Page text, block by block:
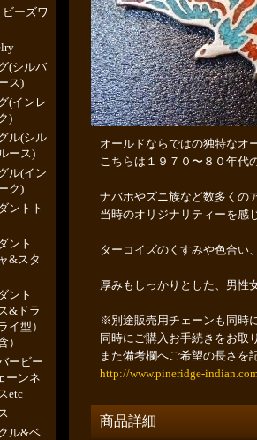
ーズワ
(シルバ
ス)
(インレ
)
ル(シル
ース)
ル(イン
ク)
ントト
ント
&スタ
ント
&ドラ
イ型）
）
ービー
ーンネ
etc
ル&ベ
オールドならではの独特なオ
こちらは１９７０〜８０年代
ナバホやズニ族など数多くの
当時のオリジナリティーを感
ターコイズのくすみや色合い
厚みもしっかりとした、男性
※別途販売用チェーンも同時
同時にご購入お手続きをお取
また備考欄へご希望の長さを
http://www.pineridge-
商品詳細